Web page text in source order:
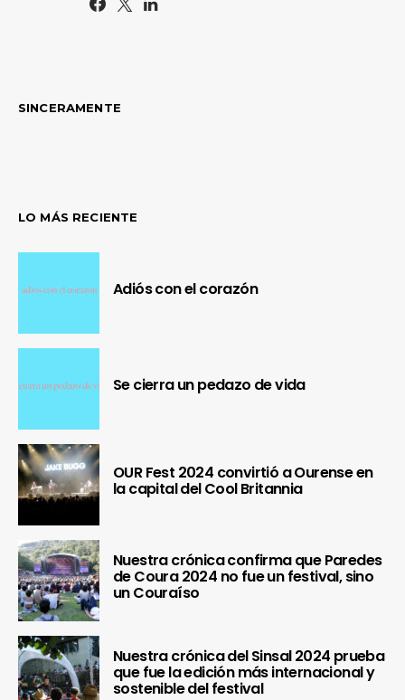
SINCERAMENTE
LO MÁS RECIENTE
Adiós con el corazón
Se cierra un pedazo de vida
OUR Fest 2024 convirtió a Ourense en
la capital del Cool Britannia
Nuestra crónica confirma que Paredes
de Coura 2024 no fue un festival, sino
un Couraíso
Nuestra crónica del Sinsal 2024 prueba
que fue la edición más internacional y
sostenible del festival